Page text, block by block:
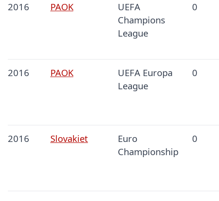
2016 PAOK
UEFA
Champions
League
0
2016 PAOK
UEFA Europa
League
0
2016 Slovakiet
Euro
Championship
0